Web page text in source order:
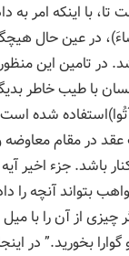
با اینکه امر به
در عین حال
در تامین این
انسان با طیب خاطر
شده
در مقام معاوضه و
باشد. جزء اخیر
بتواند آنچه را
چيزى از آن را با
بخوريد.” در